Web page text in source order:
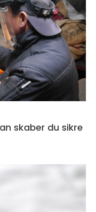
skaber du sikre